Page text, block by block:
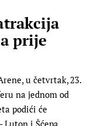
prije
u četvrtak, 23.
na jednom od
podići će
i Šćepa.